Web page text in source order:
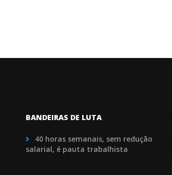
BANDEIRAS DE LUTA
40 horas semanais, sem redução
salarial, é pauta trabalhista